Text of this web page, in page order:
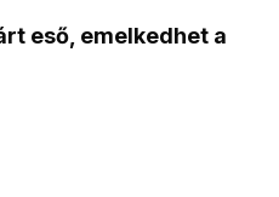
eső, emelkedhet a